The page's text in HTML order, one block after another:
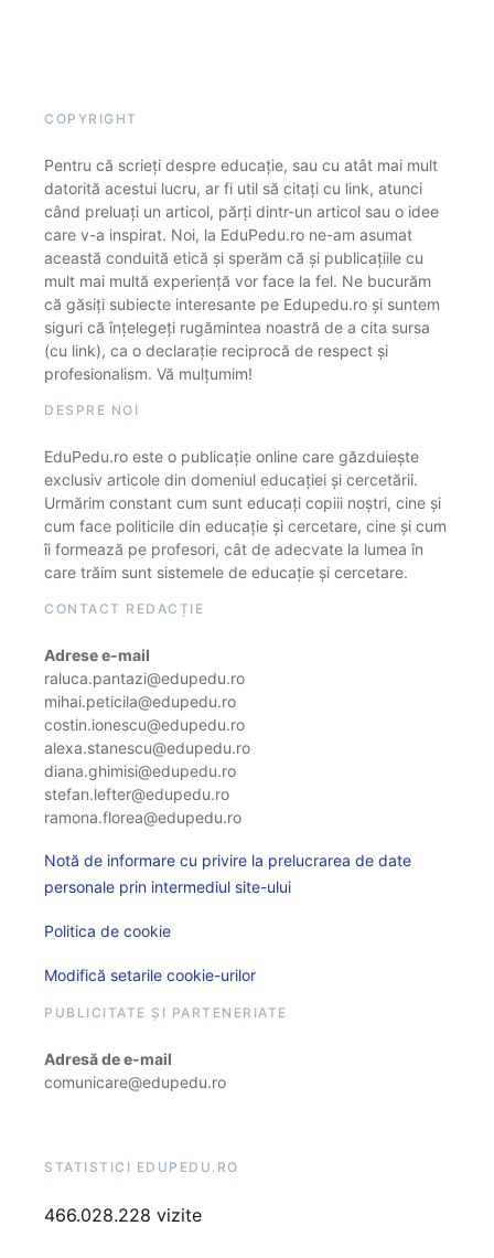
COPYRIGHT
Pentru că scrieți despre educație, sau cu atât mai mult
datorită acestui lucru, ar fi util să citați cu link, atunci
când preluați un articol, părți dintr-un articol sau o idee
care v-a inspirat. Noi, la EduPedu.ro ne-am asumat
această conduită etică și sperăm că și publicațiile cu
mult mai multă experiență vor face la fel. Ne bucurăm
că găsiți subiecte interesante pe Edupedu.ro și suntem
siguri că înțelegeți rugămintea noastră de a cita sursa
(cu link), ca o declarație reciprocă de respect și
profesionalism. Vă mulțumim!
DESPRE NOI
EduPedu.ro este o publicație online care găzduiește
exclusiv articole din domeniul educației și cercetării.
Urmărim constant cum sunt educați copiii noștri, cine și
cum face politicile din educație și cercetare, cine și cum
îi formează pe profesori, cât de adecvate la lumea în
care trăim sunt sistemele de educație și cercetare.
CONTACT REDACȚIE
Adrese e-mail
raluca.pantazi@edupedu.ro
mihai.peticila@edupedu.ro
costin.ionescu@edupedu.ro
alexa.stanescu@edupedu.ro
diana.ghimisi@edupedu.ro
stefan.lefter@edupedu.ro
ramona.florea@edupedu.ro
Notă de informare cu privire la prelucrarea de date
personale prin intermediul site-ului
Politica de cookie
Modifică setarile cookie-urilor
PUBLICITATE ȘI PARTENERIATE
Adresă de e-mail
comunicare@edupedu.ro
STATISTICI EDUPEDU.RO
466.028.228 vizite